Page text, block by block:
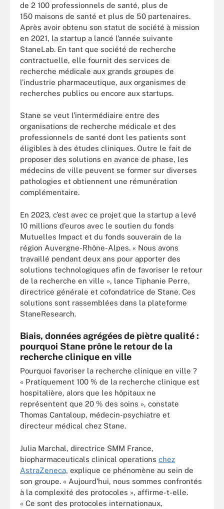
de 2 100 professionnels de santé, plus de
150 maisons de santé et plus de 50 partenaires.
Après avoir obtenu son statut de société à mission
en 2021, la startup a lancé l’année suivante
StaneLab. En tant que société de recherche
contractuelle, elle fournit des services de
recherche médicale aux grands groupes de
l’industrie pharmaceutique, aux organismes de
recherches publics ou encore aux startups.
Stane se veut l’intermédiaire entre des
organisations de recherche médicale et des
professionnels de santé dont les patients sont
éligibles à des études cliniques. Outre le fait de
proposer des solutions en avance de phase, les
médecins de ville peuvent se former sur diverses
pathologies et obtiennent une rémunération
complémentaire.
En 2023, c’est avec ce projet que la startup a levé
10 millions d’euros avec le soutien du fonds
Mutuelles Impact et du fonds souverain de la
région Auvergne-Rhône-Alpes. « Nous avons
travaillé pendant deux ans pour apporter des
solutions technologiques afin de favoriser le retour
de la recherche en ville », lance Tiphanie Perre,
directrice générale et cofondatrice de Stane. Ces
solutions sont rassemblées dans la plateforme
StaneResearch.
Biais, données agrégées de piètre qualité :
pourquoi Stane prône le retour de la
recherche clinique en ville
Pourquoi favoriser la recherche clinique en ville ?
« Pratiquement 100 % de la recherche clinique est
hospitalière, alors que les hôpitaux ne
représentent que 20 % des soins », constate
Thomas Cantaloup, médecin-psychiatre et
directeur médical chez Stane.
Julia Marchal, directrice SMM France,
biopharmaceuticals clinical operations chez
AstraZeneca, explique ce phénomène au sein de
son groupe. « Aujourd’hui, nous sommes confrontés
à la complexité des protocoles », affirme-t-elle.
« Ce sont des protocoles internationaux,